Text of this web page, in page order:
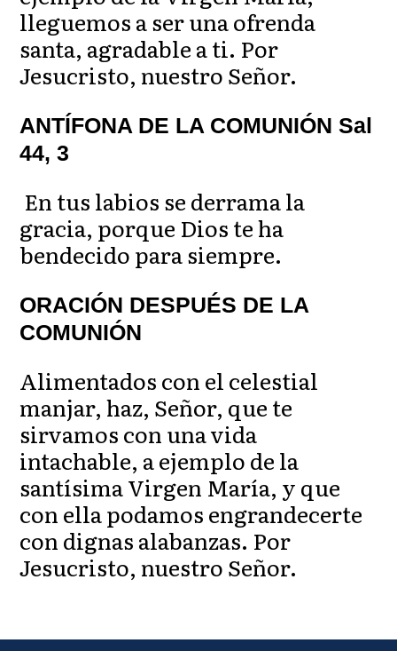
lleguemos a ser una ofrenda
santa, agradable a ti. Por
Jesucristo, nuestro Señor.
ANTÍFONA DE LA COMUNIÓN Sal
44, 3
En tus labios se derrama la
gracia, porque Dios te ha
bendecido para siempre.
ORACIÓN DESPUÉS DE LA
COMUNIÓN
Alimentados con el celestial
manjar, haz, Señor, que te
sirvamos con una vida
intachable, a ejemplo de la
santísima Virgen María, y que
con ella podamos engrandecerte
con dignas alabanzas. Por
Jesucristo, nuestro Señor.